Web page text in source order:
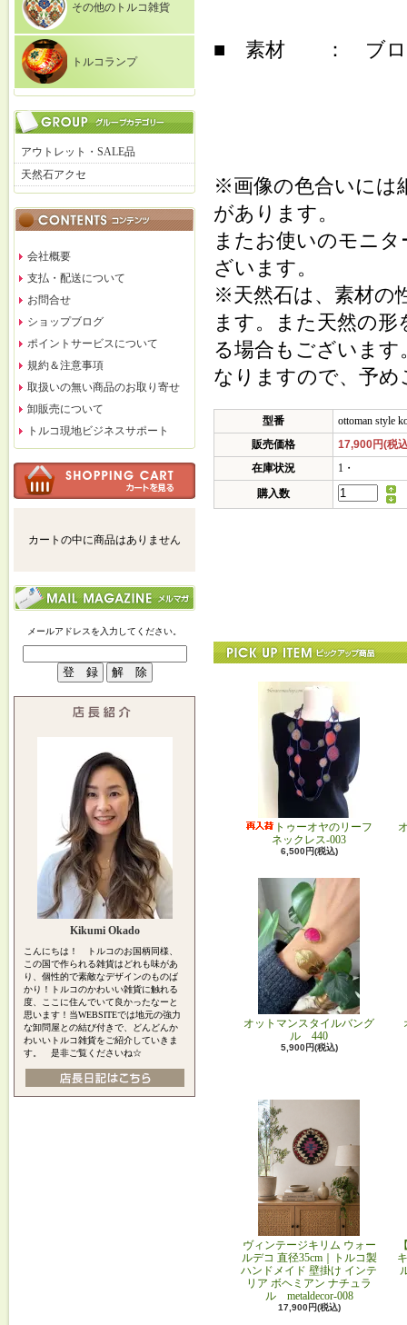
その他のトルコ雑貨
トルコランプ
アウトレット・SALE品
天然石アクセ
会社概要
支払・配送について
お問合せ
ショップブログ
ポイントサービスについて
規約＆注意事項
取扱いの無い商品のお取り寄せ
卸販売について
トルコ現地ビジネスサポート
カートの中に商品はありません
メールアドレスを入力してください。
Kikumi Okado
こんにちは！ トルコのお国柄同様、
この国で作られる雑貨はどれも味があ
り、個性的で素敵なデザインのものば
かり！トルコのかわいい雑貨に触れる
度、ここに住んでいて良かったなーと
思います！当WEBSITEでは地元の強力
な卸問屋との結び付きで、どんどんか
わいいトルコ雑貨をご紹介していきま
す。 是非ご覧くださいね☆
■ 素材 ： ブロン
※画像の色合いには
があります。
またお使いのモニ
ざいます。
※天然石は、素材の
ます。また天然の
る場合もございま
なりますので、予
型番
ottoman style
販売価格
17,900円(税
在庫状況
1・
購入数
トゥーオヤのリーフ
ネックレス-003
6,500円(税込)
オットマンスタイルバング
ル 440
5,900円(税込)
ヴィンテージキリム ウォー
ルデコ 直径35cm｜トルコ製
ハンドメイド 壁掛け インテ
リア ボヘミアン ナチュラ
ル metaldecor-008
17,900円(税込)